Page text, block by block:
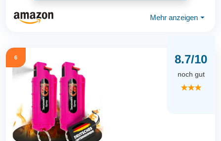
Mehr anzeigen ⏷
6 8.7/10
noch gut
★★★